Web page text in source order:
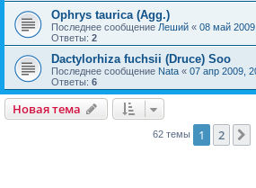
Ophrys taurica (Agg.)
Последнее сообщение Леший « 08 май
Ответы: 2
Dactylorhiza fuchsii (Druce) Soo
Последнее сообщение Nata « 07 апр 2009,
Ответы: 6
Новая тема
62 темы 1 2